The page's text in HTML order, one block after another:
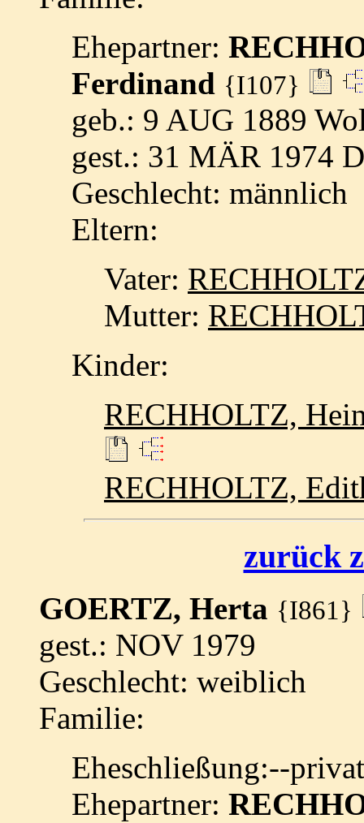
Ehepartner:
Ferdinand {I107}
geb.: 9 AUG 1889
gest.: 31 MÄR 1974
Geschlecht: männlich
Eltern:
Vater:
Mutter:
Kinder:
RECHHOLTZ,
RECHHOLTZ,
zurück
GOERTZ, Herta {I861}
gest.: NOV 1979
Geschlecht: weiblich
Familie:
Eheschließung:--
Ehepartner: